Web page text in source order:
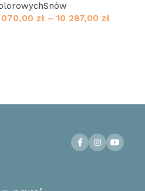
zł – 10 287,00 zł